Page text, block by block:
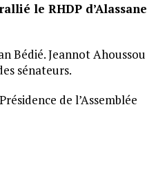
le RHDP d’Alassane
Bédié. Jeannot Ahoussou
sénateurs.
de l’Assemblée